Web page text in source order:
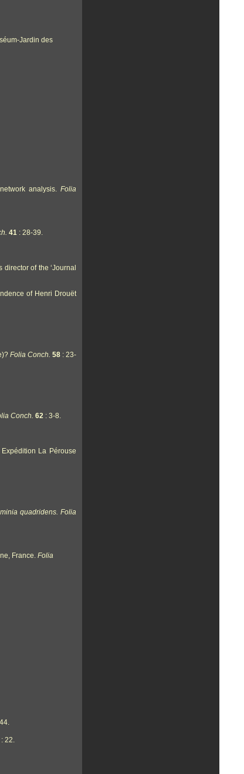
Jardin des
analysis.Folia
41 : 28-39.
of the ‘Journal
of Henri Drouët
Folia Conch. 58: 23-
Conch. 62 : 3-8.
La Pérouse
quadridens. Folia
France.Folia
: 22.